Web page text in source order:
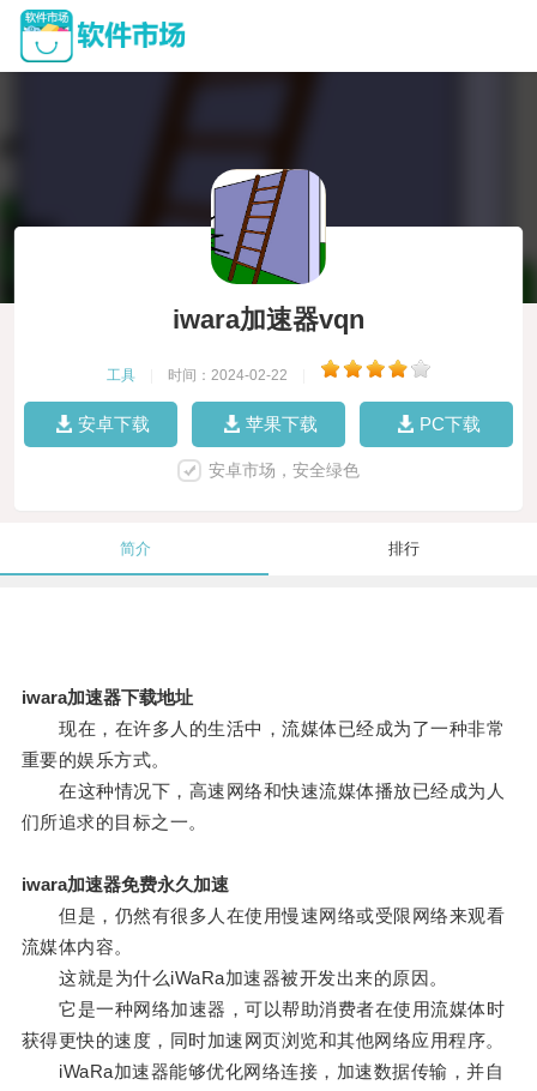
iwara加速器vqn
工具 时间：2024-02-22
安卓下载 苹果下载 PC下载
安卓市场，安全绿色
简介 排行
iwara加速器下载地址
现在，在许多人的生活中，流媒体已经成为了一种非常
重要的娱乐方式。
在这种情况下，高速网络和快速流媒体播放已经成为人
们所追求的目标之一。
iwara加速器免费永久加速
但是，仍然有很多人在使用慢速网络或受限网络来观看
流媒体内容。
这就是为什么iWaRa加速器被开发出来的原因。
它是一种网络加速器，可以帮助消费者在使用流媒体时
获得更快的速度，同时加速网页浏览和其他网络应用程序。
iWaRa加速器能够优化网络连接，加速数据传输，并自